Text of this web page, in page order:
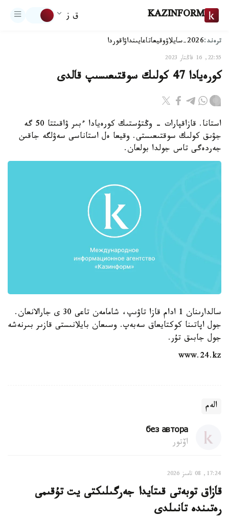
KAZINFORM ق ز
ترەند:2026-سايلاۋ وقيعاتاعايىنداۋاقوردا
22:55, 16 قاڭتار 2023
كورەيادا 47 كولىك سوقتىعىسىپ قالدى
استانا. قازاقپارات - وڭتۇستىك كورەيادا ءبىر ۋاقىتتا 50 گە
جۋىق كولىك سوقتىعىستى. وقيعا ەل استاناسى سەۋلگە جاقىن
جەردەگى تاس جولدا بولعان.
سالدارىنان 1 ادام قازا تاۋىپ، شامامەن تاعى 30 ى جارالانعان.
جول اپاتىنا كوكتايعاق سەبەپ. وسىعان بايلانىستى قازىر بىرنەشە
جول جابىق تۇر.
www.24.kz
الەم
без автора
اۆتور
17:24, 08 تامىز 2026
قازاق توبەتى قىتايدا جەرگىلىكتى يت تۇقىمى
رەتىندە تانىلدى